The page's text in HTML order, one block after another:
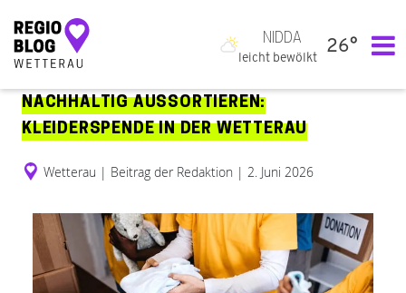
Hauptnavigation
NIDDA
leicht bewölkt
26°
NACHHALTIG AUSSORTIEREN:
KLEIDERSPENDE IN DER WETTERAU
Wetterau | Beitrag der Redaktion | 2. Juni 2026